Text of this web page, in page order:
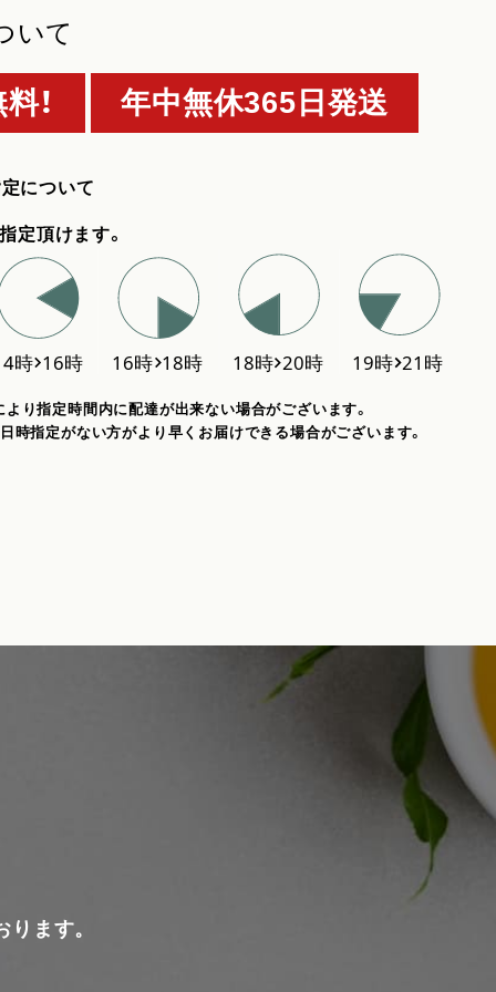
いて
！ 年中無休365日発送
について
定頂けます。
り指定時間内に配達が出来ない場合がございます。
時指定がない方がより早くお届けできる場合がございます。
ます。